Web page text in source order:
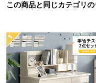
商
の
配
送
に
つ
この商品と同じカテゴリ